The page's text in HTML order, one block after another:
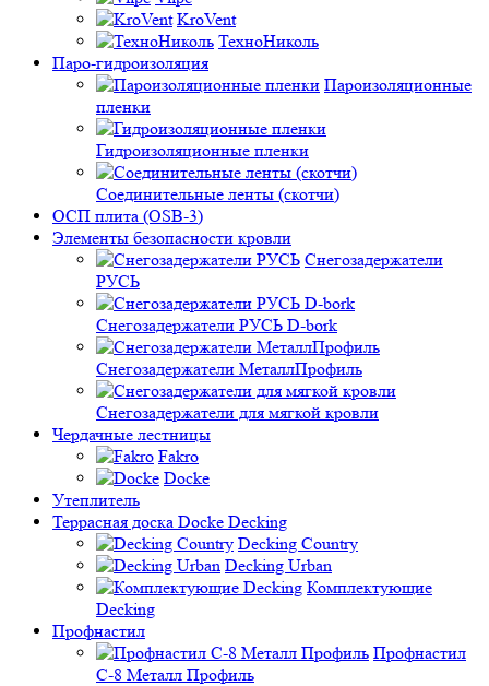
KroVent
ТехноНиколь
Паро-гидроизоляция
Пароизоляционные
пленки
Гидроизоляционные пленки
Соединительные ленты (скотчи)
ОСП плита (OSB-3)
Элементы безопасности кровли
Снегозадержатели
РУСЬ
Снегозадержатели РУСЬ D-bork
Снегозадержатели МеталлПрофиль
Снегозадержатели для мягкой кровли
Чердачные лестницы
Fakro
Docke
Утеплитель
Террасная доска Docke Decking
Decking Country
Decking Urban
Комплектующие
Decking
Профнастил
Профнастил
C-8 Металл Профиль